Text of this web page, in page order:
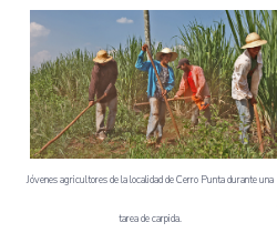
Jóvenes agricultores de la localidad de Cerro Punta durante una
tarea de carpida.